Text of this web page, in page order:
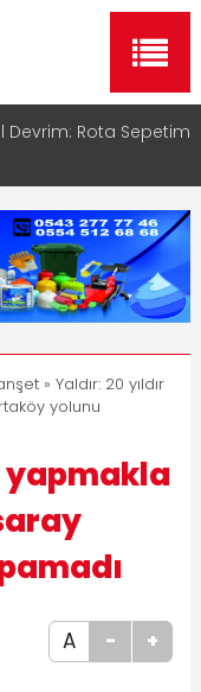
Devrim: Rota Sepetim
Makam Koltuğunu
ve Yapay Zeka
Öne Çıkın
Rehberi Hizmete Girdi
Başladı | Hızlı ve
Akıllı Haber Platformu
» Yaldır: 20 yıldır
yolunu
yapmakla
A - +